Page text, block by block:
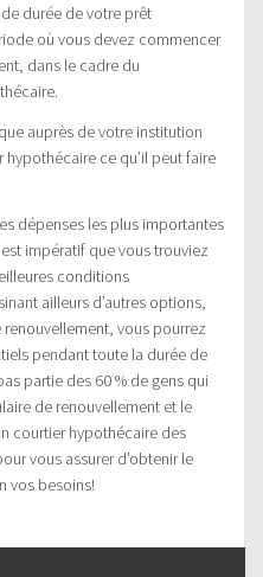
durée de votre prêt
où vous devez commencer
dans le cadre du
auprès de votre institution
ce qu’il peut faire
dépenses les plus importantes
impératif que vous trouviez
conditions
ailleurs d’autres options,
renouvellement, vous pourrez
pendant toute la durée de
partie des 60 % de gens qui
de renouvellement et le
courtier hypothécaire des
vous assurer d’obtenir le
vos besoins!